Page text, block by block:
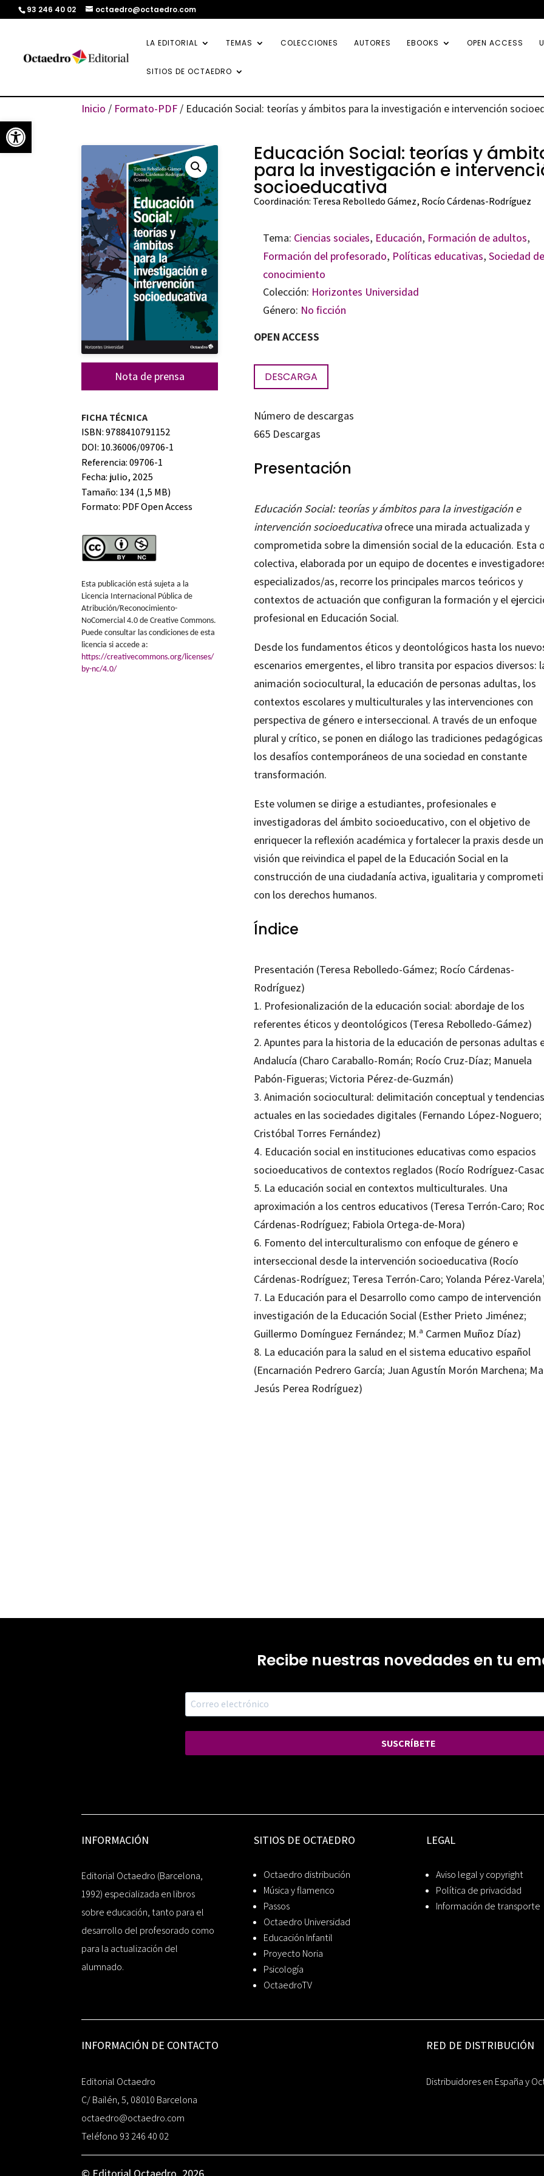
Abrir barra de herramientas
93 246 40 02 octaedro@octaedro.com
LA EDITORIAL TEMAS COLECCIONES AUTORES EBOOKS OPEN ACCESS
SITIOS DE OCTAEDRO
Inicio / Formato-PDF / Educación Social: teorías y ámbitos para la investigación e intervención
Nota de prensa
FICHA TÉCNICA
ISBN: 9788410791152
DOI: 10.36006/09706-1
Referencia: 09706-1
Fecha: julio, 2025
Tamaño: 134 (1,5 MB)
Formato: PDF Open Access
Esta publicación está sujeta a la
Licencia Internacional Pública de
Atribución/Reconocimiento-
NoComercial 4.0 de Creative Commons.
Puede consultar las condiciones de esta
licencia si accede a:
https://creativecommons.org/licenses/
by-nc/4.0/
Educación Social: teorías y
para la investigación e
socioeducativa
Coordinación: Teresa Rebolledo Gámez, Rocío Cárdenas-Rodríguez
Tema: Ciencias sociales, Educación, Formación de adultos,
Formación del profesorado, Políticas educativas, Sociedad
conocimiento
Colección: Horizontes Universidad
Género: No ficción
OPEN ACCESS
DESCARGA
Número de descargas
665Descargas
Presentación
Educación Social: teorías y ámbitos para la investigación e
intervención socioeducativaofrece una mirada actualizada y
comprometida sobre la dimensión social de la educación. Esta
colectiva, elaborada por un equipo de docentes e
especializados/as, recorre los principales marcos teóricos y
contextos de actuación que configuran la formación y el
profesional en Educación Social.
Desde los fundamentos éticos y deontológicos hasta los
escenarios emergentes, el libro transita por espacios diversos:
animación sociocultural, la educación de personas adultas, los
contextos escolares y multiculturales y las intervenciones con
perspectiva de género e interseccional. A través de un enfoque
plural y crítico, se ponen en diálogo las tradiciones
los desafíos contemporáneos de una sociedad en constante
transformación.
Este volumen se dirige a estudiantes, profesionales e
investigadoras del ámbito socioeducativo, con el objetivo de
enriquecer la reflexión académica y fortalecer la praxis desde
visión que reivindica el papel de la Educación Social en la
construcción de una ciudadanía activa, igualitaria y
con los derechos humanos.
Índice
Presentación (Teresa Rebolledo-Gámez; Rocío Cárdenas-
Rodríguez)
1. Profesionalización de la educación social: abordaje de los
referentes éticos y deontológicos (Teresa Rebolledo-Gámez)
2. Apuntes para la historia de la educación de personas adultas
Andalucía (Charo Caraballo-Román; Rocío Cruz-Díaz; Manuela
Pabón-Figueras; Victoria Pérez-de-Guzmán)
3. Animación sociocultural: delimitación conceptual y tendencias
actuales en las sociedades digitales (Fernando López-Noguero;
Cristóbal Torres Fernández)
4. Educación social en instituciones educativas como espacios
socioeducativos de contextos reglados (Rocío Rodríguez-
5. La educación social en contextos multiculturales. Una
aproximación a los centros educativos (Teresa Terrón-Caro;
Cárdenas-Rodríguez; Fabiola Ortega-de-Mora)
6. Fomento del interculturalismo con enfoque de género e
interseccional desde la intervención socioeducativa (Rocío
Cárdenas-Rodríguez; Teresa Terrón-Caro; Yolanda Pérez-
7. La Educación para el Desarrollo como campo de intervención
investigación de la Educación Social (Esther Prieto Jiménez;
Guillermo Domínguez Fernández; M.ª Carmen Muñoz Díaz)
8. La educación para la salud en el sistema educativo español
(Encarnación Pedrero García; Juan Agustín Morón Marchena;
Jesús Perea Rodríguez)
Recibe nuestras novedades en tu
SUSCRÍBETE
INFORMACIÓN
Editorial Octaedro (Barcelona,
1992) especializada en libros
sobre educación, tanto para el
desarrollo del profesorado como
para la actualización del
alumnado.
SITIOS DE OCTAEDRO
Octaedro distribución
Música y flamenco
Passos
Octaedro Universidad
Educación Infantil
Proyecto Noria
Psicología
OctaedroTV
LEGAL
Aviso legal y copyright
Política de privacidad
Información de transporte
INFORMACIÓN DE CONTACTO
Editorial Octaedro
C/ Bailén, 5, 08010 Barcelona
octaedro@octaedro.com
Teléfono 93 246 40 02
RED DE DISTRIBUCIÓN
Distribuidores en España y
© Editorial Octaedro, 2026